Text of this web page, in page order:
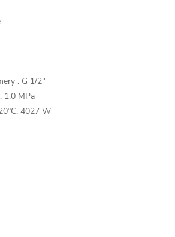
: G 1/2"
1,0 MPa
4027 W